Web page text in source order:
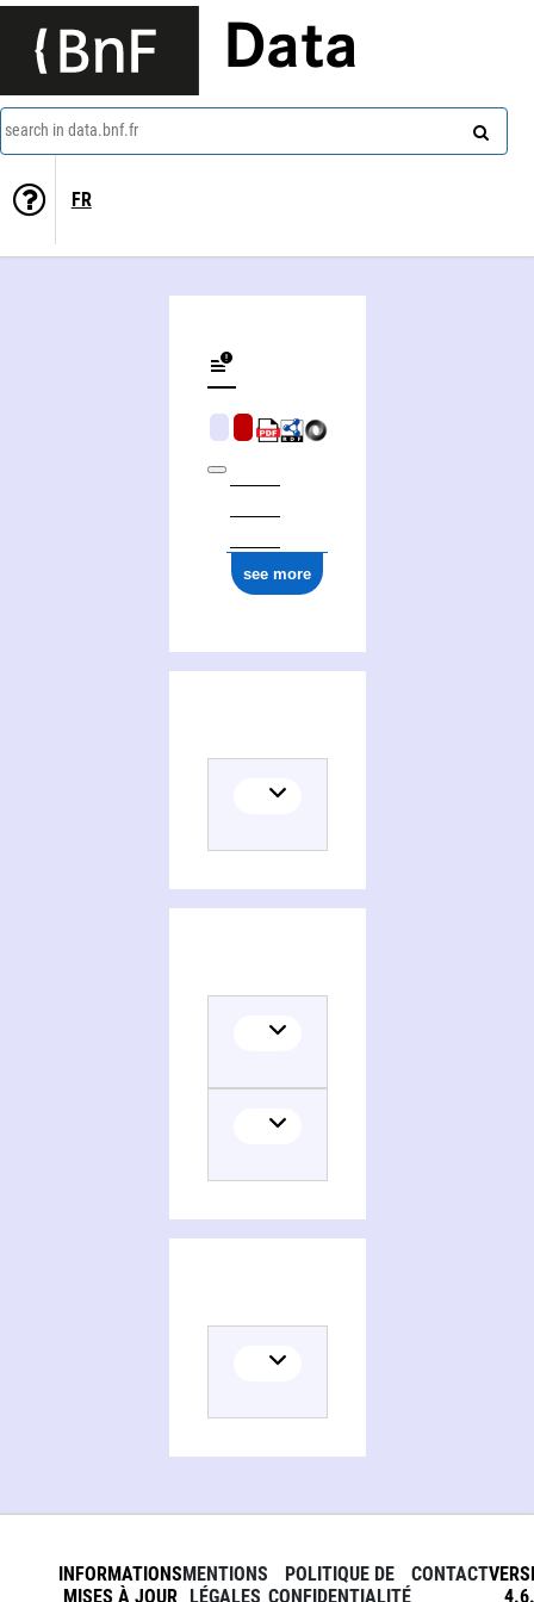
Data
search in data.bnf.fr
FR
see more
INFORMATIONS
MISES À JOUR
MENTIONS
LÉGALES
POLITIQUE DE
CONFIDENTIALITÉ
CONTACT